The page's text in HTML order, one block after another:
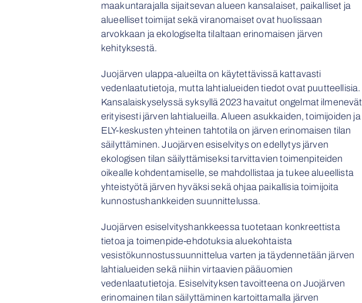
maakuntarajalla sijaitsevan alueen kansalaiset, paikalliset ja
alueelliset toimijat sekä viranomaiset ovat huolissaan
arvokkaan ja ekologiselta tilaltaan erinomaisen järven
kehityksestä.
Juojärven ulappa-alueilta on käytettävissä kattavasti
vedenlaatutietoja, mutta lahtialueiden tiedot ovat puutteellisia.
Kansalaiskyselyssä syksyllä 2023 havaitut ongelmat ilmenevät
erityisesti järven lahtialueilla. Alueen asukkaiden, toimijoiden ja
ELY-keskusten yhteinen tahtotila on järven erinomaisen tilan
säilyttäminen. Juojärven esiselvitys on edellytys järven
ekologisen tilan säilyttämiseksi tarvittavien toimenpiteiden
oikealle kohdentamiselle, se mahdollistaa ja tukee alueellista
yhteistyötä järven hyväksi sekä ohjaa paikallisia toimijoita
kunnostushankkeiden suunnittelussa.
Juojärven esiselvityshankkeessa tuotetaan konkreettista
tietoa ja toimenpide-ehdotuksia aluekohtaista
vesistökunnostussuunnittelua varten ja täydennetään järven
lahtialueiden sekä niihin virtaavien pääuomien
vedenlaatutietoja. Esiselvityksen tavoitteena on Juojärven
erinomainen tilan säilyttäminen kartoittamalla järven